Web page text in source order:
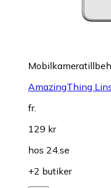
AmazingThing
fr.
129 kr
hos 24.se
+2 butiker